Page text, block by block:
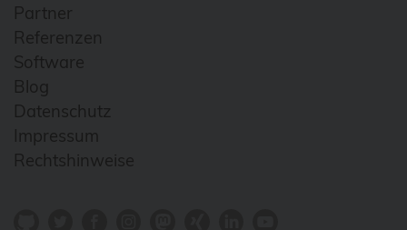
Icinga
Icinga2
ICU4X
Informix
Partner
Referenzen
Software
Blog
Datenschutz
Impressum
Rechtshinweise